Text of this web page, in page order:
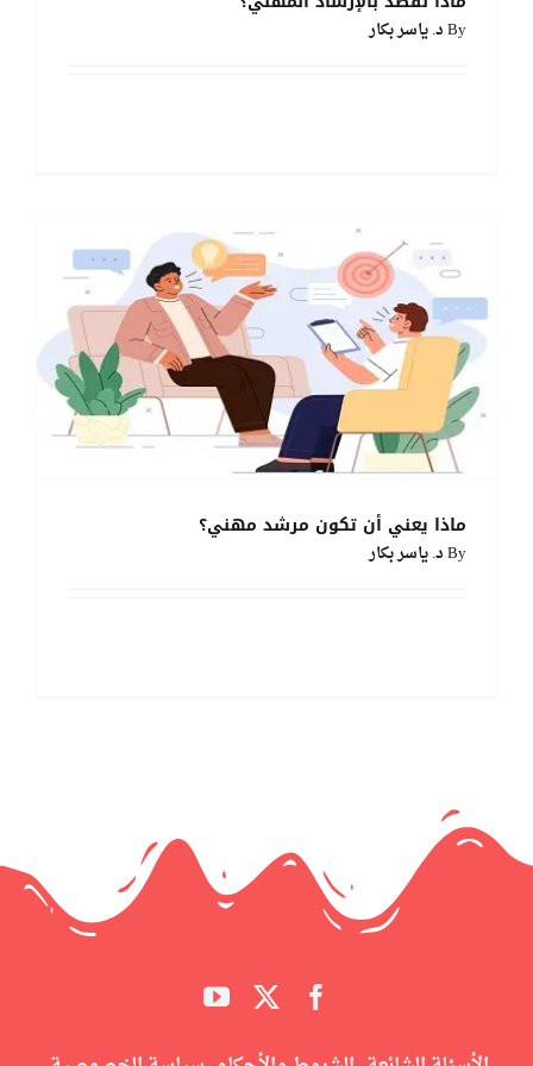
Byد. ياسر بكار
ماذا يعني أن تكون مرشد مهني؟
Byد. ياسر بكار